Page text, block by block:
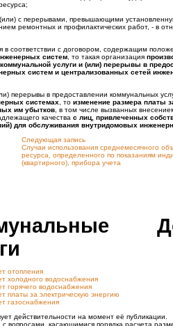
(или) с перерывами, превышающими
ремонтных и профилактических работ, - в
в соответствии с договором, содержащим
систем , то такая организация
услуги и (или) перерывы в
систем и централизованных сетей
перерывы в предоставлении коммунальных
системах , то изменение размера платы
им убытков , в том числе вызванных
качества с лиц, привлеченных
для обслуживания внутридомовых
Следующая запись
Случаи использования среднемесячного
ресурса, определенного по показаниям
(квартирного), прибора учета
отопления
холодного водоснабжения
горячего водоснабжения
платы за электрическую энергию
газоснабжения
действительности на момент её публикации.
вопросами, касающимися порядка расчета